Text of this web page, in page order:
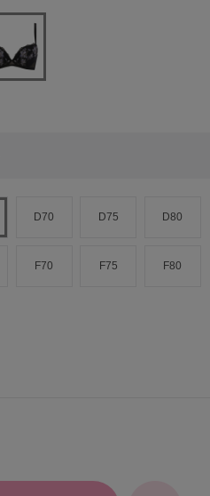
D70 D75 D80
F70 F75 F80